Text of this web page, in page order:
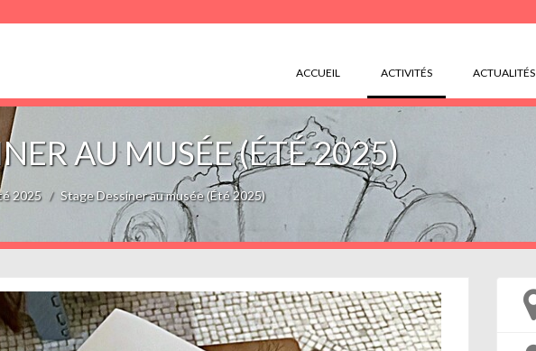
ACCUEIL ACTIVITÉS(CURRENT)ACTUALITÉS
AU MUSÉE (ÉTÉ 2025)
2025 Stage Dessiner au musée (Été 2025)